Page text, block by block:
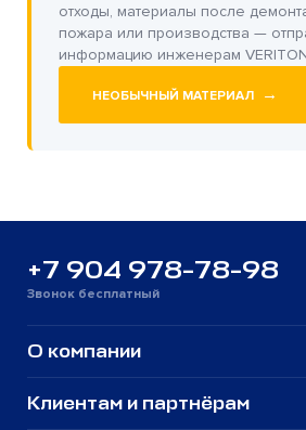
отходы, материалы после
пожара или производства —
информацию инженерам
НЕОБЫЧНЫЙ МАТЕРИАЛ →
+7 904 978-78-98
Звонок бесплатный
О компании
Клиентам и партнёрам